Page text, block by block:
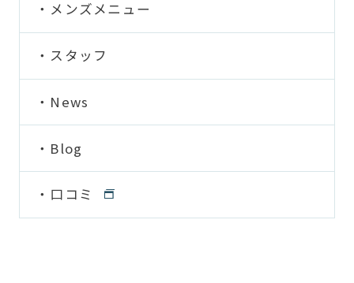
メンズメニュー
スタッフ
News
Blog
口コミ